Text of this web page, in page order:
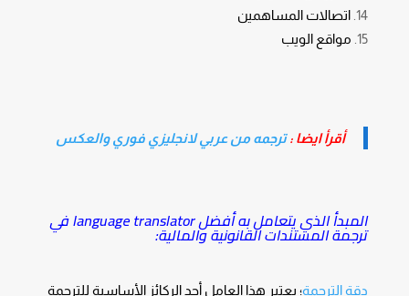
اتصالات المساهمين
مواقع الويب
أقرأ ايضا :ترجمه من عربي لانجليزي فوري والعكس
المبدأ الذي يتعامل به أفضل language translator في
ترجمة المستندات القانونية والمالية:
دقة الترجمة؛ يعتبر هذا العامل أحد الركائز الأساسية للترجمة